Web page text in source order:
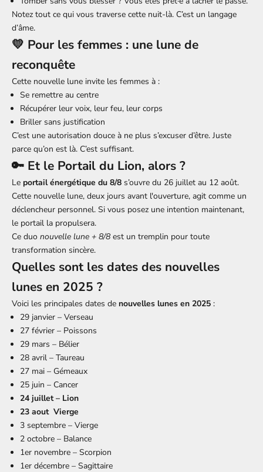
Notez tout ce qui vous traverse cette nuit-là. C’est un langage
d’âme.
💛 Pour les femmes : une lune de
reconquête
Cette nouvelle lune invite les femmes à :
Se remettre au centre
Récupérer leur voix, leur feu, leur corps
Briller sans justification
C’est une autorisation douce à ne plus s’excuser d’être. Juste
parce qu’on est là. C’est suffisant.
🔑 Et le Portail du Lion, alors ?
Le portail énergétique du 8/8 s’ouvre du 26 juillet au 12 août.
Cette nouvelle lune, deux jours avant l'ouverture, agit comme un
déclencheur personnel. Si vous posez une intention maintenant,
le portail la propulsera.
Ce duo nouvelle lune + 8/8 est un tremplin pour toute
transformation sincère.
Quelles sont les dates des nouvelles
lunes en 2025 ?
Voici les principales dates de nouvelles lunes en 2025 :
29 janvier – Verseau
27 février – Poissons
29 mars – Bélier
28 avril – Taureau
27 mai – Gémeaux
25 juin – Cancer
24 juillet – Lion
23 aout Vierge
3 septembre – Vierge
2 octobre – Balance
1er novembre – Scorpion
1er décembre – Sagittaire